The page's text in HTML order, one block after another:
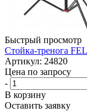
Быстрый просмотр
Стойка-тренога
Артикул: 24820
Цена по запросу
-
В корзину
Оставить заявку